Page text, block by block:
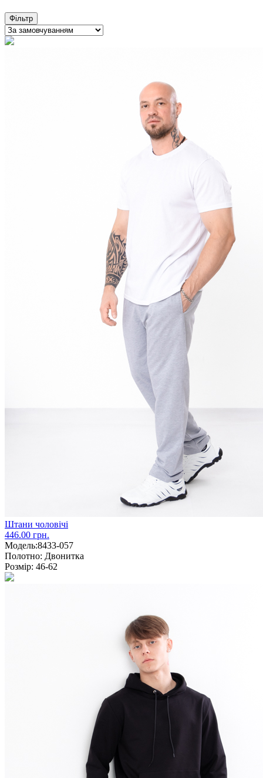
Фільтр
Штани чоловічі
446.00 грн.
Модель:8433-057
Полотно: Двонитка
Розмір: 46-62